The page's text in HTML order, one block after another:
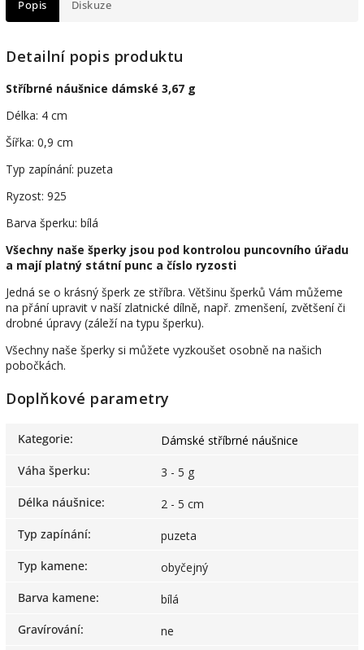
Popis Diskuze
Detailní popis produktu
Stříbrné náušnice dámské 3,67 g
Délka: 4 cm
Šířka: 0,9 cm
Typ zapínání: puzeta
Ryzost: 925
Barva šperku: bílá
Všechny naše šperky jsou pod kontrolou puncovního úřadu
a mají platný státní punc a číslo ryzosti
Jedná se o krásný šperk ze stříbra. Většinu šperků Vám můžeme
na přání upravit v naší zlatnické dílně, např. zmenšení, zvětšení či
drobné úpravy (záleží na typu šperku).
Všechny naše šperky si můžete vyzkoušet osobně na našich
pobočkách.
Doplňkové parametry
Kategorie:
Dámské stříbrné náušnice
Váha šperku:
3 - 5 g
Délka náušnice:
2 - 5 cm
Typ zapínání:
puzeta
Typ kamene:
obyčejný
Barva kamene:
bílá
Gravírování:
ne